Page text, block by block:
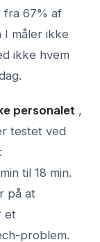
fra 67% af
I måler ikke
ikke hvem
personalet ,
testet ved
til 18 min.
på at
et
problem.